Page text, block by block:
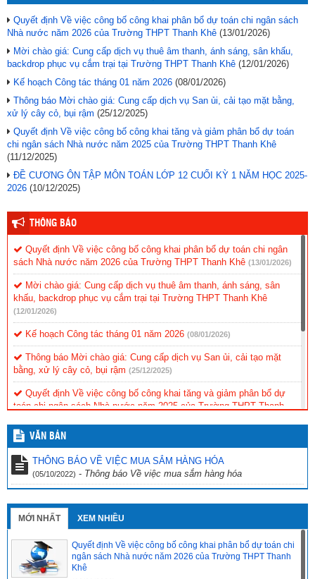
Quyết định Về việc công bố công khai phân bổ dự toán chi ngân sách
Nhà nước năm 2026 của Trường THPT Thanh Khê (13/01/2026)
Mời chào giá: Cung cấp dịch vụ thuê âm thanh, ánh sáng, sân khấu,
backdrop phục vụ cắm trại tại Trường THPT Thanh Khê (12/01/2026)
Kế hoạch Công tác tháng 01 năm 2026 (08/01/2026)
Thông báo Mời chào giá: Cung cấp dịch vụ San ủi, cải tạo mặt bằng,
xử lý cây cỏ, bụi rậm (25/12/2025)
Quyết định Về việc công bố công khai tăng và giảm phân bổ dự toán
chi ngân sách Nhà nước năm 2025 của Trường THPT Thanh Khê
(11/12/2025)
ĐỀ CƯƠNG ÔN TẬP MÔN TOÁN LỚP 12 CUỐI KỲ 1 NĂM HỌC 2025-
2026 (10/12/2025)
THÔNG BÁO
Quyết định Về việc công bố công khai phân bổ dự toán chi ngân
sách Nhà nước năm 2026 của Trường THPT Thanh Khê (13/01/2026)
Mời chào giá: Cung cấp dịch vụ thuê âm thanh, ánh sáng, sân
khấu, backdrop phục vụ cắm trại tại Trường THPT Thanh Khê
(12/01/2026)
Kế hoạch Công tác tháng 01 năm 2026 (08/01/2026)
Thông báo Mời chào giá: Cung cấp dịch vụ San ủi, cải tạo mặt
bằng, xử lý cây cỏ, bụi rậm (25/12/2025)
Quyết định Về việc công bố công khai tăng và giảm phân bổ dự
toán chi ngân sách Nhà nước năm 2025 của Trường THPT Thanh
ĐỀ CƯƠNG ÔN TẬP MÔN TOÁN LỚP 12 CUỐI KỲ 1 NĂM HỌC
2025-2026
(10/12/2025)
ĐỀ CƯƠNG ÔN TẬP MÔN TOÁN LỚP 11 CUỐI KỲ 1 NĂM HỌC
2025-2026 (10/12/2025)
ĐỀ CƯƠNG ÔN TẬP MÔN TOÁN LỚP 10 CUỐI KỲ 1 NĂM HỌC
VĂN BẢN
THÔNG BÁO VỀ VIỆC MUA SẮM HÀNG HÓA
(05/10/2022) - Thông báo Về việc mua sắm hàng hóa
MỚI NHẤT XEM NHIỀU
Quyết định Về việc công bố công khai phân bổ dự toán chi
ngân sách Nhà nước năm 2026 của Trường THPT Thanh
Khê